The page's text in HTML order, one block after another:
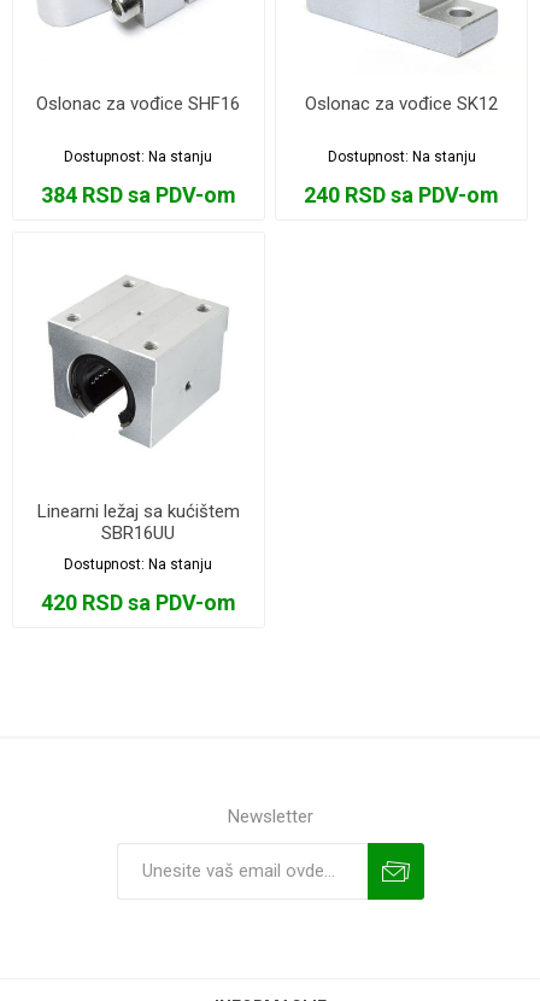
Oslonac za vođice SHF16
Dostupnost: Na stanju
384 RSD sa PDV-om
Oslonac za vođice SK12
Dostupnost: Na stanju
240 RSD sa PDV-om
Linearni ležaj sa kućištem
SBR16UU
Dostupnost: Na stanju
420 RSD sa PDV-om
Newsletter